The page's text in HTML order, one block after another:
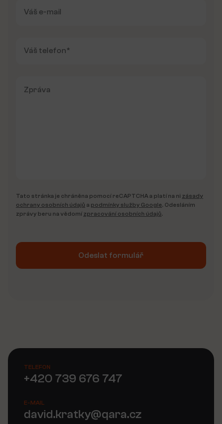
Tato stránka je chráněna pomocí reCAPTCHA a platí na ni zásady
ochrany osobních údajů a podmínky služby Google. Odesláním
zprávy beru na vědomí zpracování osobních údajů.
Odeslat formulář
TELEFON
+420 739 676 747
E-MAIL
david.kratky@qara.cz